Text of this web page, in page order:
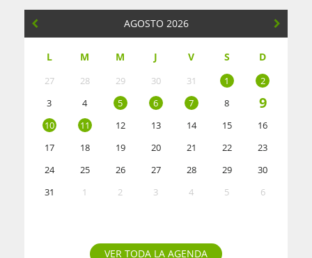
AGOSTO 2026
L M M J V S D
27 28 29 30 31 1
2
3
4 5 6 7 8 9
10 11 12 13 14 15
16
17
18 19 20 21 22
23
24
25 26 27 28 29
30
31
1 2 3 4 5 6
VER TODA LA AGENDA